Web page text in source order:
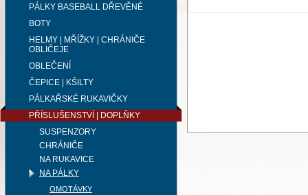
PÁLKY BASEBALL DŘEVĚNÉ
BOTY
HELMY | MŘÍŽKY | CHRÁNIČE
OBLIČEJE
OBLEČENÍ
ČEPICE | KŠILTY
PÁLKAŘSKÉ RUKAVIČKY
PŘÍSLUŠENSTVÍ | DOPLŇKY
SUSPENZORY
CHRÁNIČE
NA RUKAVICE
NA PÁLKY
OMOTÁVKY